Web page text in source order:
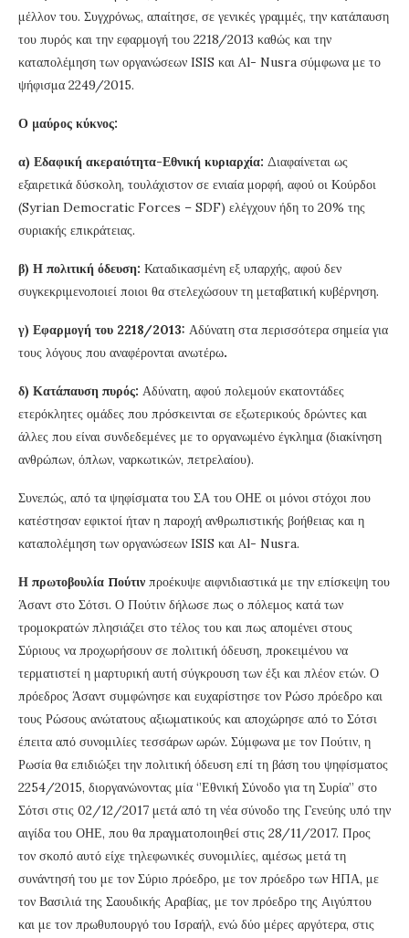
μέλλον του. Συγχρόνως, απαίτησε, σε γενικές γραμμές, την κατάπαυση
του πυρός και την εφαρμογή του 2218/2013 καθώς και την
καταπολέμηση των οργανώσεων ISIS και Al- Nusra σύμφωνα με το
ψήφισμα 2249/2015.
Ο μαύρος κύκνος:
α) Εδαφική ακεραιότητα-Εθνική κυριαρχία: Διαφαίνεται ως
εξαιρετικά δύσκολη, τουλάχιστον σε ενιαία μορφή, αφού οι Κούρδοι
(Syrian Democratic Forces – SDF) ελέγχουν ήδη το 20% της
συριακής επικράτειας.
β) Η πολιτική όδευση: Καταδικασμένη εξ υπαρχής, αφού δεν
συγκεκριμενοποιεί ποιοι θα στελεχώσουν τη μεταβατική κυβέρνηση.
γ) Εφαρμογή του 2218/2013: Αδύνατη στα περισσότερα σημεία για
τους λόγους που αναφέρονται ανωτέρω.
δ) Κατάπαυση πυρός: Αδύνατη, αφού πολεμούν εκατοντάδες
ετερόκλητες ομάδες που πρόσκεινται σε εξωτερικούς δρώντες και
άλλες που είναι συνδεδεμένες με το οργανωμένο έγκλημα (διακίνηση
ανθρώπων, όπλων, ναρκωτικών, πετρελαίου).
Συνεπώς, από τα ψηφίσματα του ΣΑ του ΟΗΕ οι μόνοι στόχοι που
κατέστησαν εφικτοί ήταν η παροχή ανθρωπιστικής βοήθειας και η
καταπολέμηση των οργανώσεων ISIS και Al- Nusra.
Η πρωτοβουλία Πούτιν προέκυψε αιφνιδιαστικά με την επίσκεψη του
Άσαντ στο Σότσι. Ο Πούτιν δήλωσε πως ο πόλεμος κατά των
τρομοκρατών πλησιάζει στο τέλος του και πως απομένει στους
Σύριους να προχωρήσουν σε πολιτική όδευση, προκειμένου να
τερματιστεί η μαρτυρική αυτή σύγκρουση των έξι και πλέον ετών. Ο
πρόεδρος Άσαντ συμφώνησε και ευχαρίστησε τον Ρώσο πρόεδρο και
τους Ρώσους ανώτατους αξιωματικούς και αποχώρησε από το Σότσι
έπειτα από συνομιλίες τεσσάρων ωρών. Σύμφωνα με τον Πούτιν, η
Ρωσία θα επιδιώξει την πολιτική όδευση επί τη βάση του ψηφίσματος
2254/2015, διοργανώνοντας μία ‘’Εθνική Σύνοδο για τη Συρία’’ στο
Σότσι στις 02/12/2017 μετά από τη νέα σύνοδο της Γενεύης υπό την
αιγίδα του ΟΗΕ, που θα πραγματοποιηθεί στις 28/11/2017. Προς
τον σκοπό αυτό είχε τηλεφωνικές συνομιλίες, αμέσως μετά τη
συνάντησή του με τον Σύριο πρόεδρο, με τον πρόεδρο των ΗΠΑ, με
τον Βασιλιά της Σαουδικής Αραβίας, με τον πρόεδρο της Αιγύπτου
και με τον πρωθυπουργό του Ισραήλ, ενώ δύο μέρες αργότερα, στις